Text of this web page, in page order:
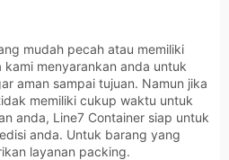
mudah pecah atau memiliki
kami menyarankan anda untuk
aman sampai tujuan. Namun jika
memiliki cukup waktu untuk
anda, Line7 Container siap untuk
anda. Untuk barang yang
layanan packing.